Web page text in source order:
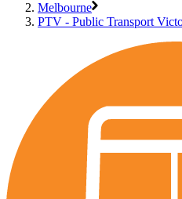
Melbourne
PTV - Public Transport